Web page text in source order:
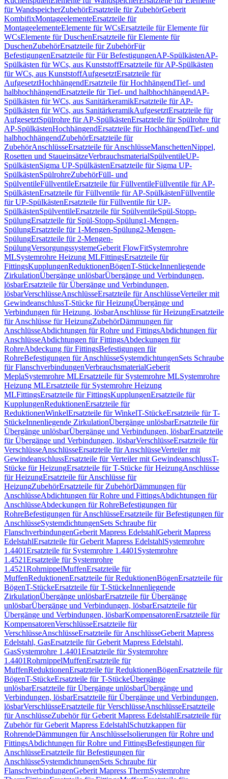
für WandspeicherZubehörErsatzteile für ZubehörGeberit
KombifixMontageelementeErsatzteile für
MontageelementeElemente für WCsErsatzteile für Elemente für
WCsElemente für DuschenErsatzteile für Elemente für
DuschenZubehörErsatzteile für ZubehörFür
BefestigungenErsatzteile für Für BefestigungenAP-SpülkästenAP-
Spülkästen für WCs, aus KunststoffErsatzteile für AP-Spülkästen
für WCs, aus KunststoffAufgesetztErsatzteile für
AufgesetztHochhängendErsatzteile für HochhängendTief- und
halbhochhängendErsatzteile für Tief- und halbhochhängendAP-
Spülkästen für WCs, aus SanitärkeramikErsatzteile für AP-
Spülkästen für WCs, aus SanitärkeramikAufgesetztErsatzteile für
AufgesetztSpülrohre für AP-SpülkästenErsatzteile für Spülrohre für
AP-SpülkästenHochhängendErsatzteile für HochhängendTief- und
halbhochhängendZubehörErsatzteile für
ZubehörAnschlüsseErsatzteile für AnschlüsseManschettenNippel,
Rosetten und StaueinsätzeVerbrauchsmaterialSpülventileUP-
SpülkästenSigma UP-SpülkästenErsatzteile für Sigma UP-
SpülkästenSpülrohreZubehörFüll- und
SpülventileFüllventileErsatzteile für FüllventileFüllventile für AP-
SpülkästenErsatzteile für Füllventile für AP-SpülkästenFüllventile
für UP-SpülkästenErsatzteile für Füllventile für UP-
SpülkästenSpülventileErsatzteile für SpülventileSpül-Stopp-
SpülungErsatzteile für Spül-Stopp-Spülung1-Mengen-
SpülungErsatzteile für 1-Mengen-Spülung2-Mengen-
SpülungErsatzteile für 2-Mengen-
SpülungVersorgungssystemeGeberit FlowFitSystemrohre
MLSystemrohre Heizung MLFittingsErsatzteile für
FittingsKupplungenReduktionenBögenT-StückeInnenliegende
ZirkulationÜbergänge unlösbarÜbergänge und Verbindungen,
lösbarErsatzteile für Übergänge und Verbindungen,
lösbarVerschlüsseAnschlüsseErsatzteile für AnschlüsseVerteiler mit
GewindeanschlussT-Stücke für HeizungÜbergänge und
Verbindungen für Heizung, lösbarAnschlüsse für HeizungErsatzteile
für Anschlüsse für HeizungZubehörDämmungen für
AnschlüsseAbdichtungen für Rohre und FittingsAbdichtungen für
AnschlüsseAbdichtungen für FittingsAbdeckungen für
RohreAbdeckung für FittingsBefestigungen für
RohreBefestigungen für AnschlüsseSystemdichtungenSets Schraube
für FlanschverbindungenVerbrauchsmaterialGeberit
MeplaSystemrohre MLErsatzteile für Systemrohre MLSystemrohre
Heizung MLErsatzteile für Systemrohre Heizung
MLFittingsErsatzteile für FittingsKupplungenErsatzteile für
KupplungenReduktionenErsatzteile für
ReduktionenWinkelErsatzteile für WinkelT-StückeErsatzteile für T-
StückeInnenliegende ZirkulationÜbergänge unlösbarErsatzteile für
Übergänge unlösbarÜbergänge und Verbindungen, lösbarErsatzteile
für Übergänge und Verbindungen, lösbarVerschlüsseErsatzteile für
VerschlüsseAnschlüsseErsatzteile für AnschlüsseVerteiler mit
GewindeanschlussErsatzteile für Verteiler mit GewindeanschlussT-
Stücke für HeizungErsatzteile für T-Stücke für HeizungAnschlüsse
für HeizungErsatzteile für Anschlüsse für
HeizungZubehörErsatzteile für ZubehörDämmungen für
AnschlüsseAbdichtungen für Rohre und FittingsAbdichtungen für
AnschlüsseAbdeckungen für RohreBefestigungen für
RohreBefestigungen für AnschlüsseErsatzteile für Befestigungen für
AnschlüsseSystemdichtungenSets Schraube für
FlanschverbindungenGeberit Mapress EdelstahlGeberit Mapress
EdelstahlErsatzteile für Geberit Mapress EdelstahlSystemrohre
1.4401Ersatzteile für Systemrohre 1.4401 Systemrohre
1.4521Ersatzteile für Systemrohre
1.4521RohrnippelMuffenErsatzteile für
MuffenReduktionenErsatzteile für ReduktionenBögenErsatzteile für
BögenT-StückeErsatzteile für T-StückeInnenliegende
ZirkulationÜbergänge unlösbarErsatzteile für Übergänge
unlösbarÜbergänge und Verbindungen, lösbarErsatzteile für
Übergänge und Verbindungen, lösbarKompensatorenErsatzteile für
KompensatorenVerschlüsseErsatzteile für
VerschlüsseAnschlüsseErsatzteile für AnschlüsseGeberit Mapress
Edelstahl, GasErsatzteile für Geberit Mapress Edelstahl,
GasSystemrohre 1.4401Ersatzteile für Systemrohre
1.4401RohrnippelMuffenErsatzteile für
MuffenReduktionenErsatzteile für ReduktionenBögenErsatzteile für
BögenT-StückeErsatzteile für T-StückeÜbergänge
unlösbarErsatzteile für Übergänge unlösbarÜbergänge und
Verbindungen, lösbarErsatzteile für Übergänge und Verbindungen,
lösbarVerschlüsseErsatzteile für VerschlüsseAnschlüsseErsatzteile
für AnschlüsseZubehör für Geberit Mapress EdelstahlErsatzteile für
Zubehör für Geberit Mapress EdelstahlSchutzkappen für
RohrendeDämmungen für AnschlüsseIsolierungen für Rohre und
FittingsAbdichtungen für Rohre und FittingsBefestigungen für
AnschlüsseErsatzteile für Befestigungen für
AnschlüsseSystemdichtungenSets Schraube für
FlanschverbindungenGeberit Mapress ThermSystemrohre